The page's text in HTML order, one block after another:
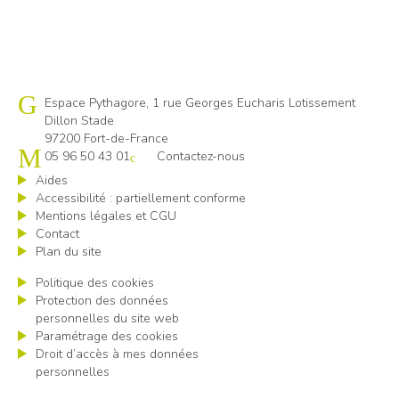
Cap emploi 972
Espace Pythagore, 1 rue Georges Eucharis Lotissement
Dillon Stade
97200 Fort-de-France
05 96 50 43 01
Contactez-nous
Aides
Accessibilité : partiellement conforme
Mentions légales et CGU
Contact
Plan du site
Politique des cookies
Protection des données
personnelles du site web
Paramétrage des cookies
Droit d’accès à mes données
personnelles